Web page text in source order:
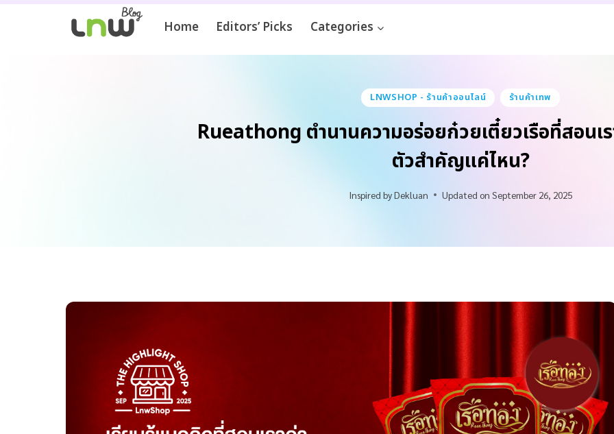
Home Editors’ Picks Categories
LNWSHOP - ร้านค้าออนไลน์ ร้านค้าเทพ
Rueathong ตำนานความอร่อยก๋วยเตี๋ยวเรือที่สอนเ
ตัวสำคัญแค่ไหน?
Inspired byDekluan Updated on September 26, 2025